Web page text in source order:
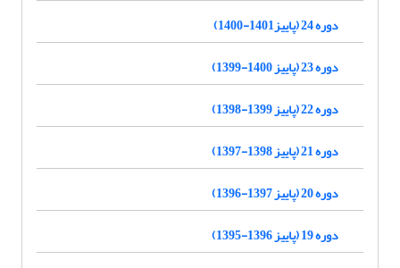
دوره 24 (پاییز1401-1400)
دوره 23 (پاییز 1400-1399)
دوره 22 (پاییز 1399-1398)
دوره 21 (پاییز 1398-1397)
دوره 20 (پاییز 1397-1396)
دوره 19 (پاییز 1396-1395)